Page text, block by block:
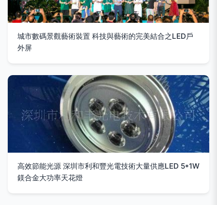
城市數碼景觀藝術裝置 科技與藝術的完美結合之LED戶
外屏
高效節能光源 深圳市利和豐光電技術大量供應LED 5*1W
鎂合金大功率天花燈